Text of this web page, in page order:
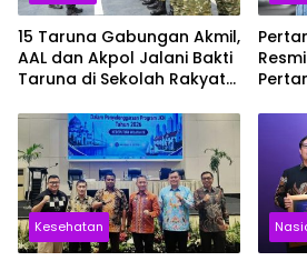
15 Taruna Gabungan Akmil,
AAL dan Akpol Jalani Bakti
Taruna di Sekolah Rakyat
Kesehatan